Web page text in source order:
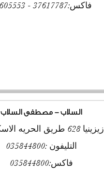
فاكس:37617787 - 37605553
السلاب - مصطفى السلاب
زيزينيا 628 طريق الحريه الاسكندريه
التليفون :035844800
فاكس:035844800